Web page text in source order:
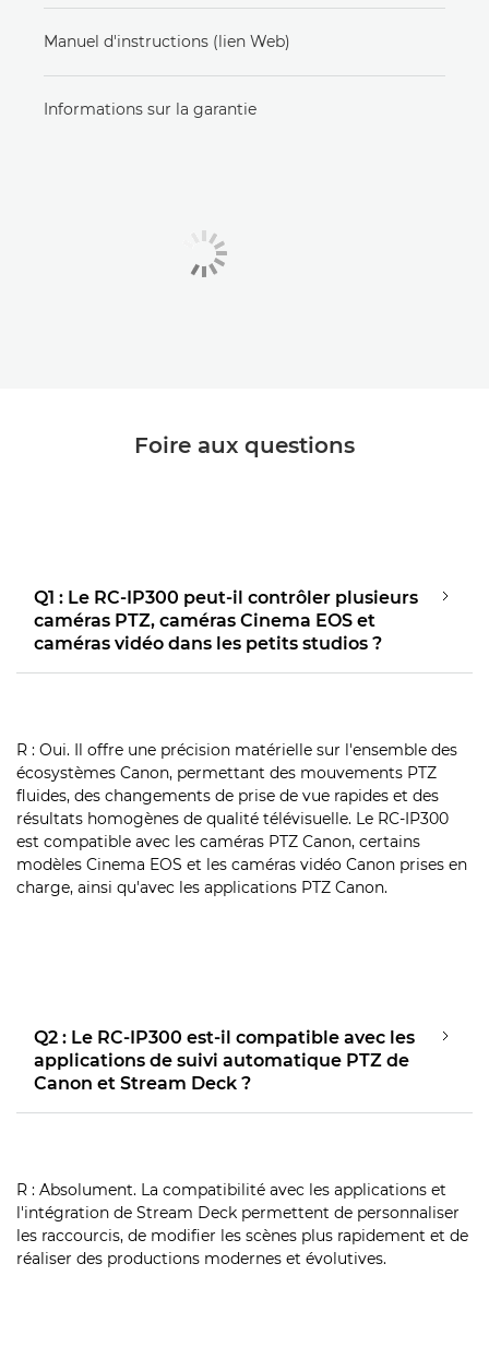
Manuel d'instructions (lien Web)
Informations sur la garantie
Foire aux questions
Q1 : Le RC-IP300 peut-il contrôler plusieurs
caméras PTZ, caméras Cinema EOS et
caméras vidéo dans les petits studios ?
R : Oui. Il offre une précision matérielle sur l'ensemble des
écosystèmes Canon, permettant des mouvements PTZ
fluides, des changements de prise de vue rapides et des
résultats homogènes de qualité télévisuelle. Le RC-IP300
est compatible avec les caméras PTZ Canon, certains
modèles Cinema EOS et les caméras vidéo Canon prises en
charge, ainsi qu'avec les applications PTZ Canon.
Q2 : Le RC-IP300 est-il compatible avec les
applications de suivi automatique PTZ de
Canon et Stream Deck ?
R : Absolument. La compatibilité avec les applications et
l'intégration de Stream Deck permettent de personnaliser
les raccourcis, de modifier les scènes plus rapidement et de
réaliser des productions modernes et évolutives.